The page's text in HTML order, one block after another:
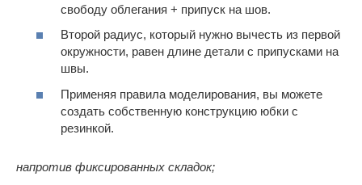
свободу облегания + припуск на шов.
Второй радиус, который нужно вычесть из первой
окружности, равен длине детали с припусками на
швы.
Применяя правила моделирования, вы можете
создать собственную конструкцию юбки с
резинкой.
напротив фиксированных складок;